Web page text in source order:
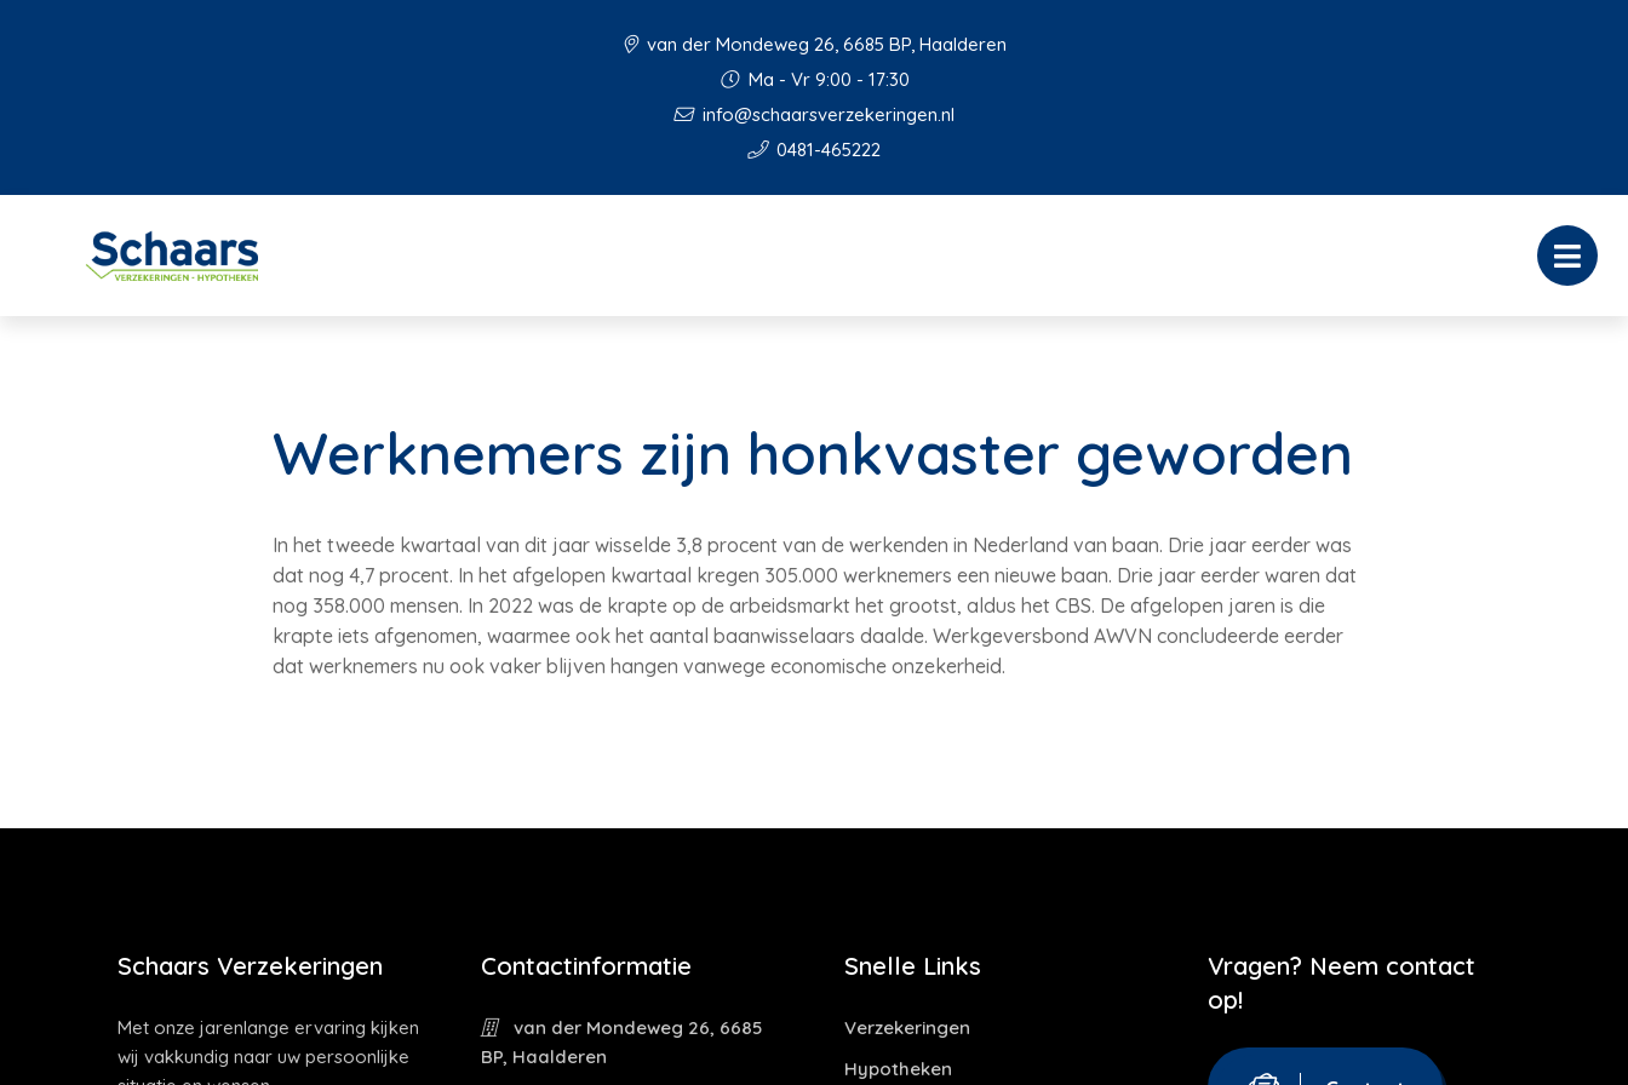
van der Mondeweg 26, 6685 BP, Haalderen
Ma - Vr 9:00 - 17:30
info@schaarsverzekeringen.nl
0481-465222
Werknemers zijn honkvaster geworden
In het tweede kwartaal van dit jaar wisselde 3,8 procent van de werkenden in Nederland van baan. Drie jaar eerder was
dat nog 4,7 procent. In het afgelopen kwartaal kregen 305.000 werknemers een nieuwe baan. Drie jaar eerder waren dat
nog 358.000 mensen. In 2022 was de krapte op de arbeidsmarkt het grootst, aldus het CBS. De afgelopen jaren is die
krapte iets afgenomen, waarmee ook het aantal baanwisselaars daalde. Werkgeversbond AWVN concludeerde eerder
dat werknemers nu ook vaker blijven hangen vanwege economische onzekerheid.
Schaars Verzekeringen
Met onze jarenlange ervaring kijken
wij vakkundig naar uw persoonlijke
Contactinformatie
van der Mondeweg 26, 6685
BP, Haalderen
Snelle Links
Verzekeringen
Hypotheken
Vragen? Neem contact
op!